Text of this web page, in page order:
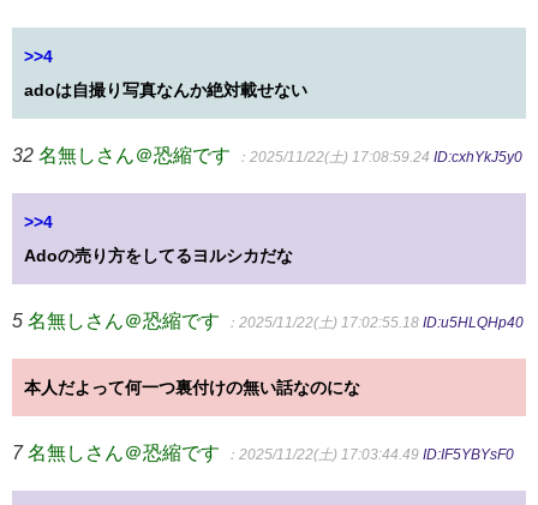
>>4
adoは自撮り写真なんか絶対載せない
32 名無しさん＠恐縮です ：2025/11/22(土) 17:08:59.24 ID:cxhYkJ5y0
>>4
Adoの売り方をしてるヨルシカだな
5 名無しさん＠恐縮です ：2025/11/22(土) 17:02:55.18 ID:u5HLQHp40
本人だよって何一つ裏付けの無い話なのにな
7 名無しさん＠恐縮です ：2025/11/22(土) 17:03:44.49 ID:IF5YBYsF0